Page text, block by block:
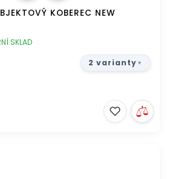
KOBEREC NEW
SKLAD
2 varianty